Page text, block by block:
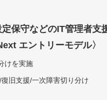
保守などのIT管理者支
エントリーモデル〉
けを実施
旧支援/一次障害切り分け